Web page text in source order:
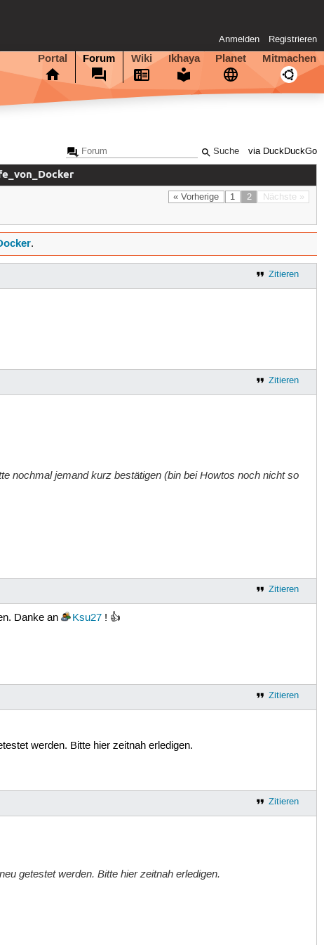
Anmelden Registrieren
Portal Forum Wiki Ikhaya Planet Mitmachen
via DuckDuckGo
« Vorherige 1 2 Nächste »
.
Zitieren
Zitieren
nochmal jemand kurz bestätigen (bin bei Howtos noch nicht so
Zitieren
Danke an Ksu27! 👍
Zitieren
werden. Bitte hier zeitnah erledigen.
Zitieren
getestet werden. Bitte hier zeitnah erledigen.